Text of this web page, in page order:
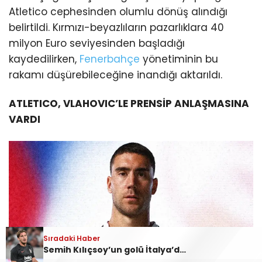
Atletico cephesinden olumlu dönüş alındığı
belirtildi. Kırmızı-beyazlıların pazarlıklara 40
milyon Euro seviyesinden başladığı
kaydedilirken, Fenerbahçe yönetiminin bu
rakamı düşürebileceğine inandığı aktarıldı.
ATLETICO, VLAHOVIC’LE PRENSİP ANLAŞMASINA
VARDI
Sıradaki Haber
Semih Kılıçsoy’un golü İtalya’da yankı buldu: Cagliari’de “kaçırılan fırsat” yorumları